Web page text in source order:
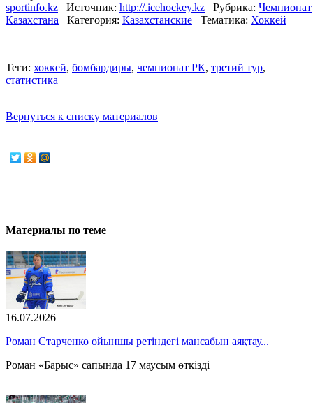
sportinfo.kz
Источник: http://.icehockey.kz Рубрика: Чемпионат
Казахстана
Категория: Казахстанские Тематика: Хоккей
Теги: хоккей, бомбардиры, чемпионат РК, третий тур,
статистика
Вернуться к списку материалов
Материалы по теме
16.07.2026
Роман Старченко ойыншы ретіндегі мансабын аяқтау...
Роман «Барыс» сапында 17 маусым өткізді